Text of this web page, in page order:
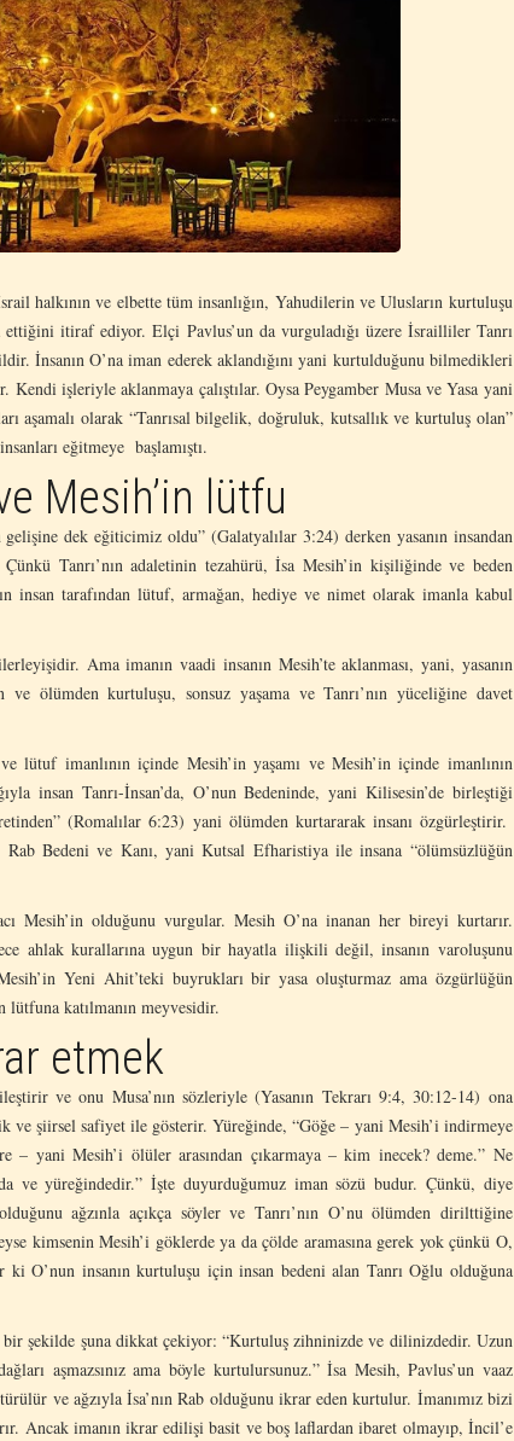
halkının ve elbette tüm insanlığın, Yahudilerin ve Ulusların kurtuluşu
itiraf ediyor. Elçi Pavlus’un da vurguladığı üzere İsrailliler Tanrı
İnsanın O’na iman ederek aklandığını yani kurtulduğunu bilmedikleri
işleriyle aklanmaya çalıştılar. Oysa Peygamber Musa ve Yasa yani
aşamalı olarak “Tanrısal bilgelik, doğruluk, kutsallık ve kurtuluş olan”
eğitmeye başlamıştı.
Mesih’in lütfu
dek eğiticimiz oldu” (Galatyalılar 3:24) derken yasanın insandan
Çünkü Tanrı’nın adaletinin tezahürü, İsa Mesih’in kişiliğinde ve beden
insan tarafından lütuf, armağan, hediye ve nimet olarak imanla kabul
Ama imanın vaadi insanın Mesih’te aklanması, yani, yasanın
ve ölümden kurtuluşu, sonsuz yaşama ve Tanrı’nın yüceliğine davet
imanlının içinde Mesih’in yaşamı ve Mesih’in içinde imanlının
insan Tanrı-İnsan’da, O’nun Bedeninde, yani Kilisesin’de birleştiği
(Romalılar 6:23) yani ölümden kurtararak insanı özgürleştirir.
Bedeni ve Kanı, yani Kutsal Efharistiya ile insana “ölümsüzlüğün
Mesih’in olduğunu vurgular. Mesih O’na inanan her bireyi kurtarır.
ahlak kurallarına uygun bir hayatla ilişkili değil, insanın varoluşunu
Yeni Ahit’teki buyrukları bir yasa oluşturmaz ama özgürlüğün
katılmanın meyvesidir.
etmek
ve onu Musa’nın sözleriyle (Yasanın Tekrarı 9:4, 30:12-14) ona
ve şiirsel safiyet ile gösterir. Yüreğinde, “Göğe – yani Mesih’i indirmeye
– yani Mesih’i ölüler arasından çıkarmaya – kim inecek? deme.” Ne
ve yüreğindedir.” İşte duyurduğumuz iman sözü budur. Çünkü, diye
ağzınla açıkça söyler ve Tanrı’nın O’nu ölümden dirilttiğine
kimsenin Mesih’i göklerde ya da çölde aramasına gerek yok çünkü O,
ki O’nun insanın kurtuluşu için insan bedeni alan Tanrı Oğlu olduğuna
şekilde şuna dikkat çekiyor: “Kurtuluş zihninizde ve dilinizdedir. Uzun
aşmazsınız ama böyle kurtulursunuz.” İsa Mesih, Pavlus’un vaaz
ve ağzıyla İsa’nın Rab olduğunu ikrar eden kurtulur. İmanımız bizi
Ancak imanın ikrar edilişi basit ve boş laflardan ibaret olmayıp, İncil’e